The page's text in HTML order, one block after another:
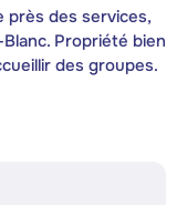
près des services,
Propriété bien
des groupes.